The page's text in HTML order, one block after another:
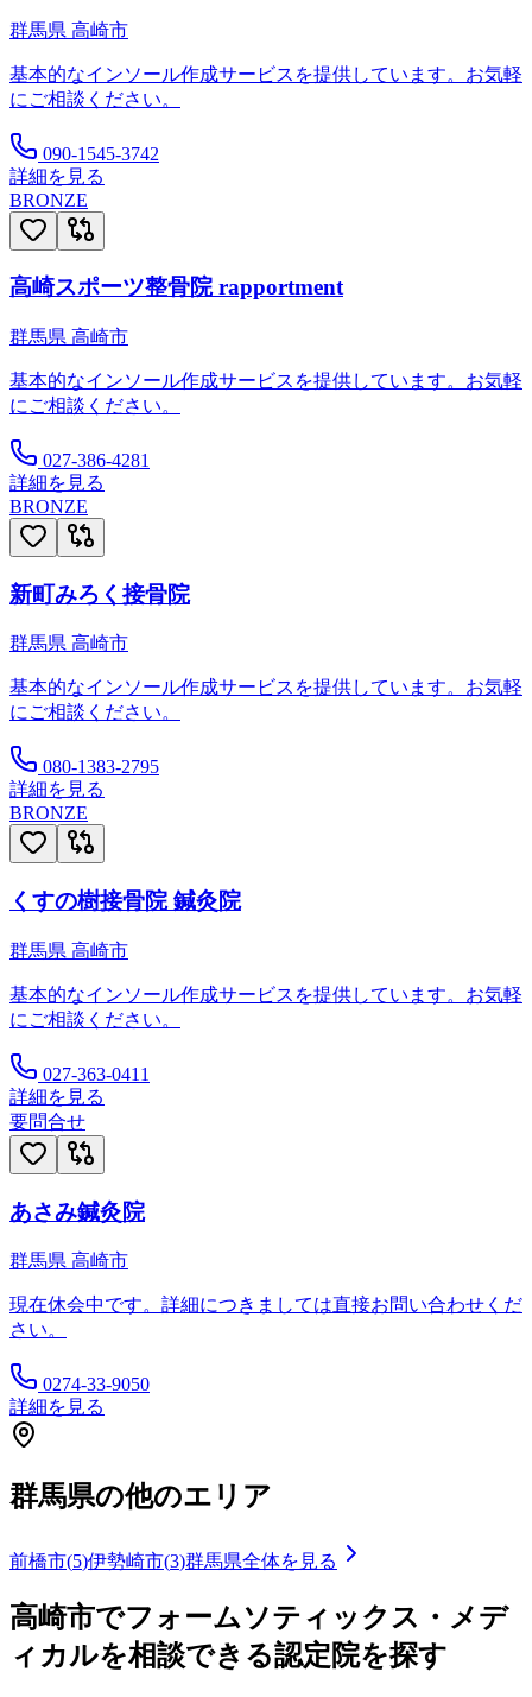
群馬県 高崎市
基本的なインソール作成サービスを提供しています。お気軽
にご相談ください。
090-1545-3742
詳細を見る
BRONZE
高崎スポーツ整骨院 rapportment
群馬県 高崎市
基本的なインソール作成サービスを提供しています。お気軽
にご相談ください。
027-386-4281
詳細を見る
BRONZE
新町みろく接骨院
群馬県 高崎市
基本的なインソール作成サービスを提供しています。お気軽
にご相談ください。
080-1383-2795
詳細を見る
BRONZE
くすの樹接骨院 鍼灸院
群馬県 高崎市
基本的なインソール作成サービスを提供しています。お気軽
にご相談ください。
027-363-0411
詳細を見る
要問合せ
あさみ鍼灸院
群馬県 高崎市
現在休会中です。詳細につきましては直接お問い合わせくだ
さい。
0274-33-9050
詳細を見る
群馬県の他のエリア
前橋市(5)伊勢崎市(3)群馬県全体を見る
高崎市でフォームソティックス・メデ
ィカルを相談できる認定院を探す